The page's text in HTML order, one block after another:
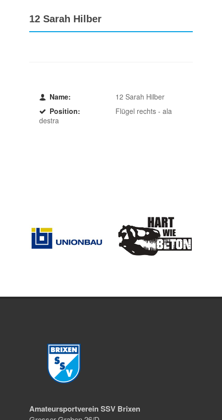
12 Sarah Hilber
Name:
12 Sarah Hilber
Position:
Flügel rechts - ala
destra
Amateursportverein SSV Brixen